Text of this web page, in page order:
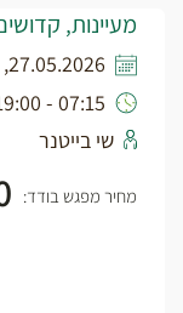
מעיינות,
27.05.2026, י"א בסיוון תשפ"ו
07:15 - 19:00
שי בייטנר
מחיר מפגש בודד: